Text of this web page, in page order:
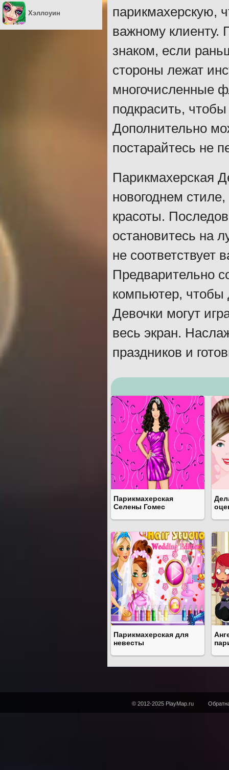
парикмахерскую,
важному клиенту.
знаком, если
стороны лежат
многочисленные
подкрасить,
Дополнительно
постарайтесь не
Парикмахерская
новогоднем
красоты.
остановитесь на
не
Предварительно
компьютер, чтобы
Девочки могут
весь экран.
праздников и
Парикмахерская
Селены Гомес
Парикмахерская для
невесты
Хэллоуин
© 2012-2025 PlayMap.ru